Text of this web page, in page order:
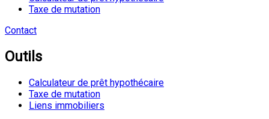
Taxe de mutation
Contact
Outils
Calculateur de prêt hypothécaire
Taxe de mutation
Liens immobiliers